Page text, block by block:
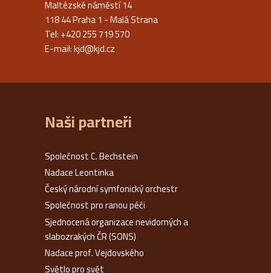
Maltézské náměstí 14
118 44 Praha 1 - Malá Strana
Tel: +420 255 719 570
E-mail:kjd@kjd.cz
Naši partneři
Společnost C. Bechstein
Nadace Leontinka
Český národní symfonický orchestr
Společnost pro ranou péči
Sjednocená organizace nevidomých a
slabozrakých ČR (SONS)
Nadace prof. Vejdovského
Světlo pro svět